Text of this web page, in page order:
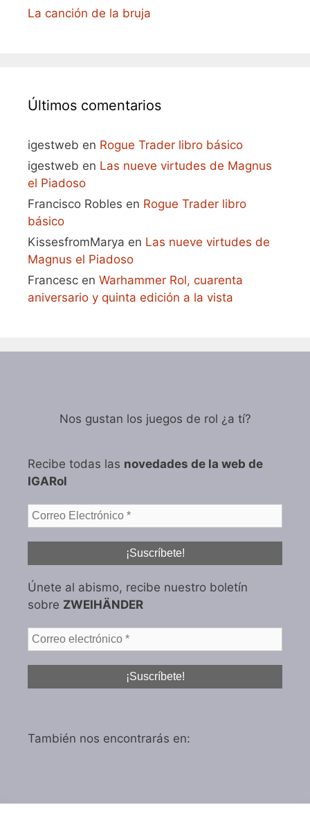
La canción de la bruja
Últimos comentarios
igestweb en Rogue Trader libro básico
igestweb en Las nueve virtudes de Magnus
el Piadoso
Francisco Robles en Rogue Trader libro
básico
KissesfromMarya en Las nueve virtudes de
Magnus el Piadoso
Francesc en Warhammer Rol, cuarenta
aniversario y quinta edición a la vista
Nos gustan los juegos de rol ¿a tí?
Recibe todas las novedades de la web de
IGARol
Únete al abismo, recibe nuestro boletín
sobre ZWEIHÄNDER
También nos encontrarás en: